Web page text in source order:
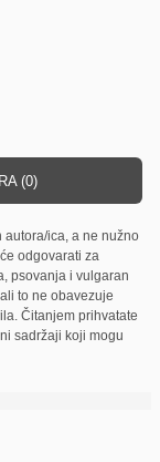
(0)
autora/ica, a ne nužno
odgovarati za
psovanja i vulgaran
to ne obavezuje
Čitanjem prihvatate
sadržaji koji mogu